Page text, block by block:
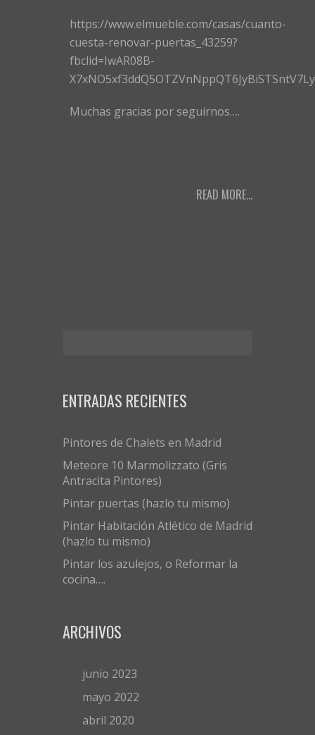
https://www.elmueble.com/casas/cuanto-
cuesta-renovar-puertas_43259?
fbclid=IwAR08B-
Muchas gracias por seguirnos….
READ MORE...
ENTRADAS RECIENTES
Pintores de Chalets en Madrid
Meteore 10 Marmolizzato (Gris
Antracita Pintores)
Pintar puertas (hazlo tu mismo)
Pintar Habitación Atlético de Madrid
(hazlo tu mismo)
Pintar los azulejos, o Reformar la
cocina….
ARCHIVOS
junio 2023
mayo 2022
abril 2020